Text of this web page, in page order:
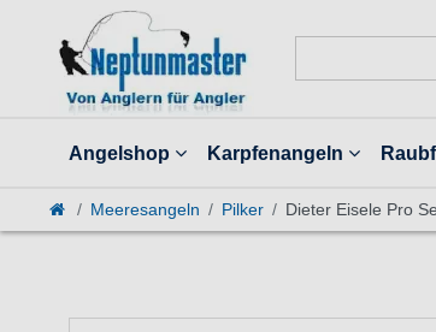
Angelshop Karpfenangeln
Meeresangeln Pilker Dieter Eisele Pro